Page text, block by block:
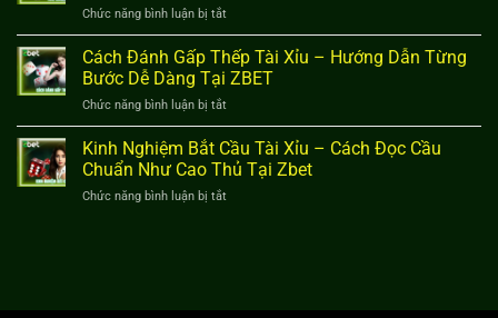
Người
Mới
Tại
Thắng
Cho
Người
Cuộc
2025
Chức năng bình luận bị tắt
Tool
hack
tài
Cách
hoạt
động,
Cách Đánh Gấp Thếp Tài Xỉu – Hướng Dẫn Từng
Bước Dễ Dàng Tại ZBET
Chức năng bình luận bị tắt
Cách
Đánh
Gấp
Bước
Kinh Nghiệm Bắt Cầu Tài Xỉu – Cách Đọc Cầu
Chuẩn Như Cao Thủ Tại Zbet
Chức năng bình luận bị tắt
Xỉu